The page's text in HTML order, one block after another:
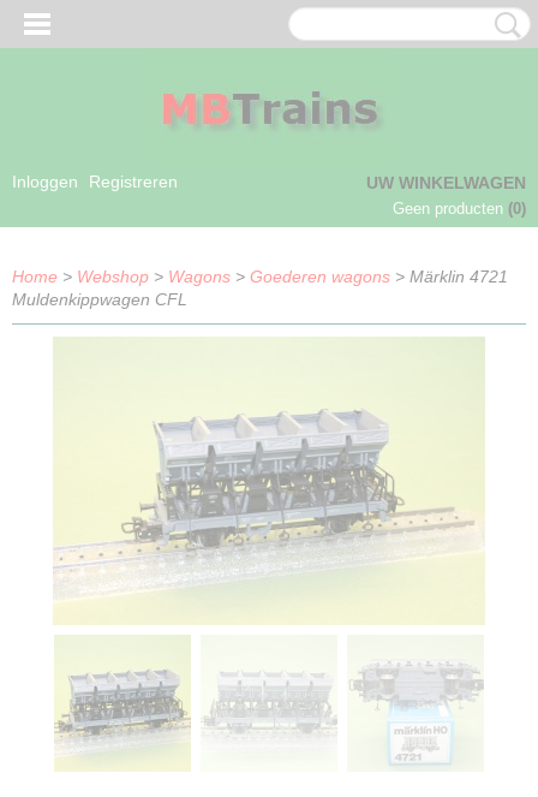
Inloggen Registreren UW WINKELWAGEN
Geen producten (0)
Home > Webshop > Wagons > Goederen wagons > Märklin 4721
Muldenkippwagen CFL